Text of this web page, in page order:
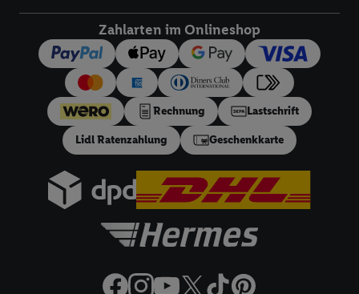
Zahlarten im Onlineshop
Rechnung Lastschrift
Lidl Ratenzahlung Geschenkkarte